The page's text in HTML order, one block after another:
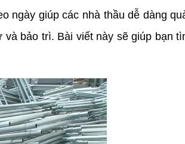
ngày giúp các nhà thầu dễ dàng
bảo trì. Bài viết này sẽ giúp bạn